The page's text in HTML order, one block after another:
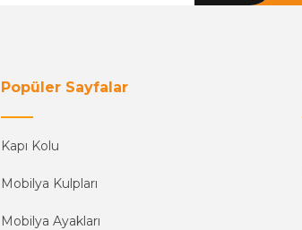
Popüler Sayfalar
Kapı Kolu
Mobilya Kulpları
Mobilya Ayakları